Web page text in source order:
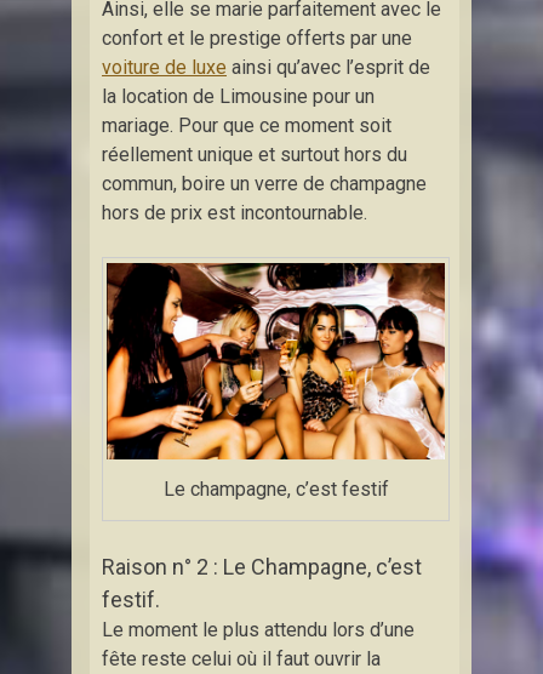
Ainsi, elle se marie parfaitement avec le
confort et le prestige offerts par une
voiture de luxe ainsi qu’avec l’esprit de
la location de Limousine pour un
mariage. Pour que ce moment soit
réellement unique et surtout hors du
commun, boire un verre de champagne
hors de prix est incontournable.
Le champagne, c’est festif
Raison n° 2 : Le Champagne, c’est
festif.
Le moment le plus attendu lors d’une
fête reste celui où il faut ouvrir la